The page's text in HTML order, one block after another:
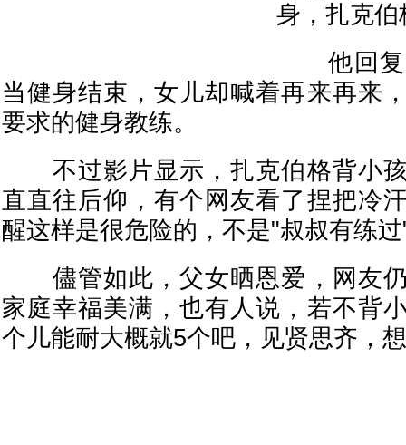
身，扎克
他回复
当健身结束，女儿却喊着再来再来
要求的健身教练。
不过影片显示，扎克伯格背小孩
直直往后仰，有个网友看了捏把冷
醒这样是很危险的，不是"叔叔有练
儘管如此，父女晒恩爱，网友仍
家庭幸福美满，也有人说，若不背
个儿能耐大概就5个吧，见贤思齐，